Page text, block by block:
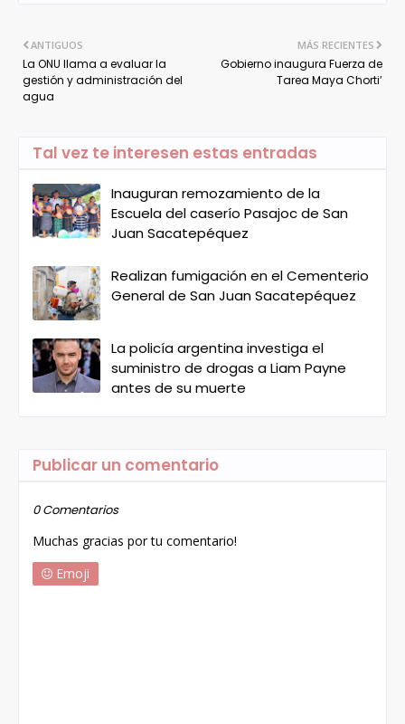
MÁS RECIENTES
Gobierno inaugura Fuerza de
Tarea Maya Chorti’
ANTIGUOS
La ONU llama a evaluar la
gestión y administración del
agua
Tal vez te interesen estas entradas
Inauguran remozamiento de la
Escuela del caserío Pasajoc de San
Juan Sacatepéquez
Realizan fumigación en el Cementerio
General de San Juan Sacatepéquez
La policía argentina investiga el
suministro de drogas a Liam Payne
antes de su muerte
Publicar un comentario
0 Comentarios
Muchas gracias por tu comentario!
Emoji